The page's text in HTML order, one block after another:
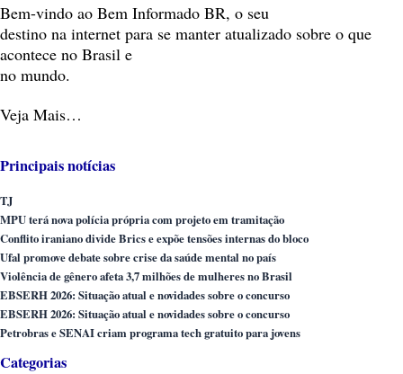
Bem-vindo ao Bem Informado BR, o seu
destino na internet para se manter atualizado sobre o que
acontece no Brasil e
no mundo.
Veja Mais…
Principais notícias
TJ
MPU terá nova polícia própria com projeto em tramitação
Conflito iraniano divide Brics e expõe tensões internas do bloco
Ufal promove debate sobre crise da saúde mental no país
Violência de gênero afeta 3,7 milhões de mulheres no Brasil
EBSERH 2026: Situação atual e novidades sobre o concurso
EBSERH 2026: Situação atual e novidades sobre o concurso
Petrobras e SENAI criam programa tech gratuito para jovens
Categorias